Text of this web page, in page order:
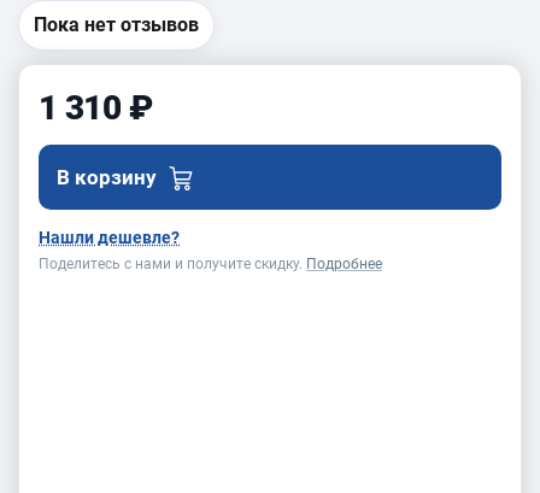
Пока нет отзывов
1 310 ₽
В корзину
Нашли дешевле?
Поделитесь с нами и получите скидку. Подробнее